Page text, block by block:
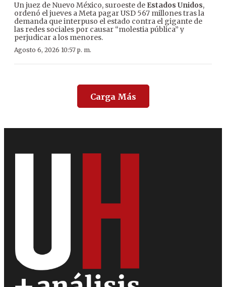
Un juez de Nuevo México, suroeste de Estados Unidos,
ordenó el jueves a Meta pagar USD 567 millones tras la
demanda que interpuso el estado contra el gigante de
las redes sociales por causar “molestia pública” y
perjudicar a los menores.
Agosto 6, 2026 10:57 p. m.
Carga Más